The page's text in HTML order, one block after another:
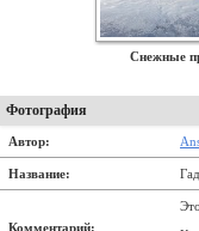
Снежные
Фотография
Автор:
Название:
Комментарий: